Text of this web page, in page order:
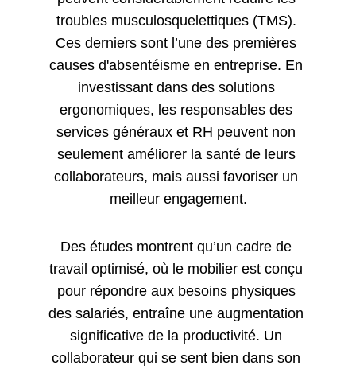
troubles musculosquelettiques (TMS).
Ces derniers sont l’une des premières
causes d'absentéisme en entreprise. En
investissant dans des solutions
ergonomiques, les responsables des
services généraux et RH peuvent non
seulement améliorer la santé de leurs
collaborateurs, mais aussi favoriser un
meilleur engagement.
Des études montrent qu’un cadre de
travail optimisé, où le mobilier est conçu
pour répondre aux besoins physiques
des salariés, entraîne une augmentation
significative de la productivité. Un
collaborateur qui se sent bien dans son